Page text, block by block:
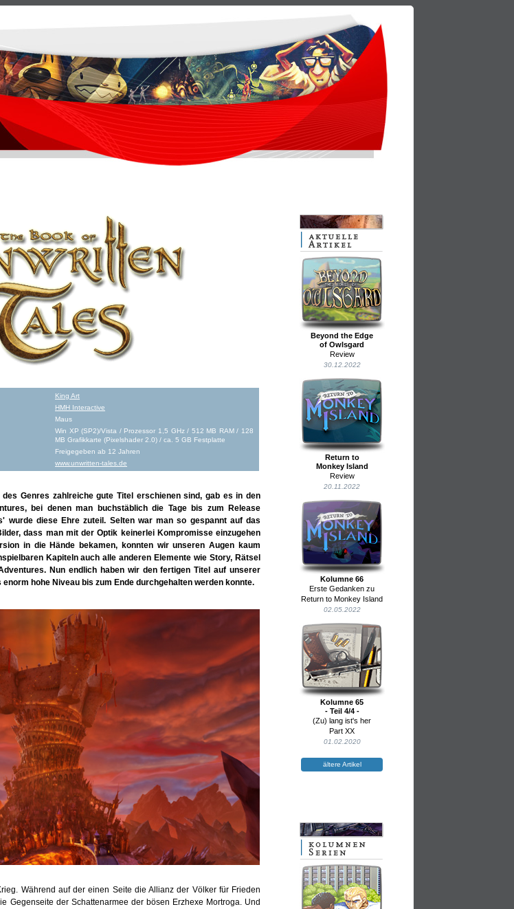
King Art
HMH Interactive
Maus
Win XP (SP2)/Vista / Prozessor 1,5 GHz / 512 MB RAM / 128
MB Grafikkarte (Pixelshader 2.0) / ca. 5 GB Festplatte
Freigegeben ab 12 Jahren
www.unwritten-tales.de
Genres zahlreiche gute Titel erschienen sind, gab es in den
bei denen man buchstäblich die Tage bis zum Release
wurde diese Ehre zuteil. Selten war man so gespannt auf das
dass man mit der Optik keinerlei Kompromisse einzugehen
in die Hände bekamen, konnten wir unseren Augen kaum
Kapiteln auch alle anderen Elemente wie Story, Rätsel
Nun endlich haben wir den fertigen Titel auf unserer
hohe Niveau bis zum Ende durchgehalten werden konnte.
Während auf der einen Seite die Allianz der Völker für Frieden
Gegenseite der Schattenarmee der bösen Erzhexe Mortroga. Und
Beyond the Edge
of Owlsgard
Review
30.12.2022
Return to
Monkey Island
Review
20.11.2022
Kolumne 66
Erste Gedanken zu
Return to Monkey Island
02.05.2022
Kolumne 65
- Teil 4/4 -
(Zu) lang ist's her
Part XX
01.02.2020
ältere Artikel